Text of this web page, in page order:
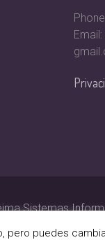
Sistemas
pero puedes